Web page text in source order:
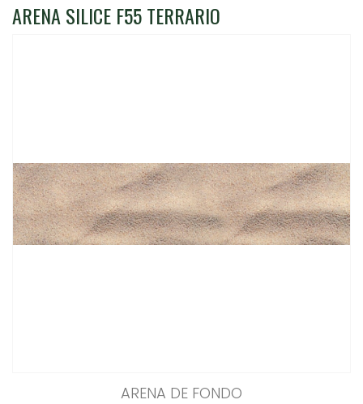
ARENA SILICE F55 TERRARIO
ARENA DE FONDO